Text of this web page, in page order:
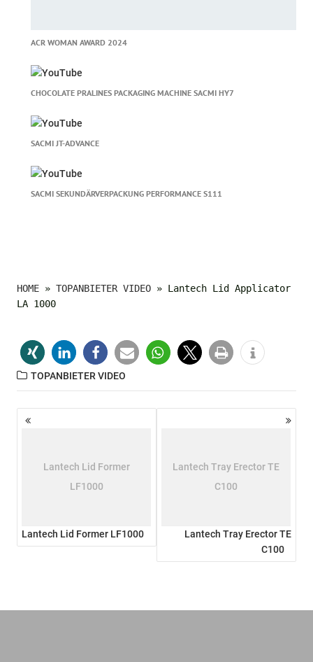
ACR WOMAN AWARD 2024
CHOCOLATE PRALINES PACKAGING MACHINE SACMI HY7
SACMI JT-ADVANCE
SACMI SEKUNDÄRVERPACKUNG PERFORMANCE S111
HOME »TOPANBIETER VIDEO » Lantech Lid Applicator
LA 1000
TOPANBIETER VIDEO
Beitragsnavigation
Lantech Lid Former
LF1000
Lantech Lid Former LF1000
Lantech Tray Erector TE
C100
Lantech Tray Erector TE
C100